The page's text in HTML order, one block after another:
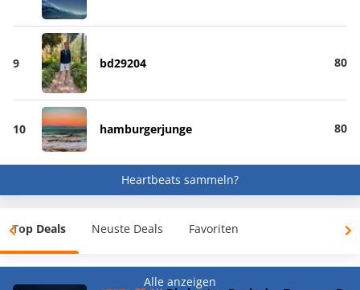
9 bd29204 80
10 hamburgerjunge 80
Heartbeats sammeln?
Top Deals Neuste Deals Favoriten
Alle anzeigen